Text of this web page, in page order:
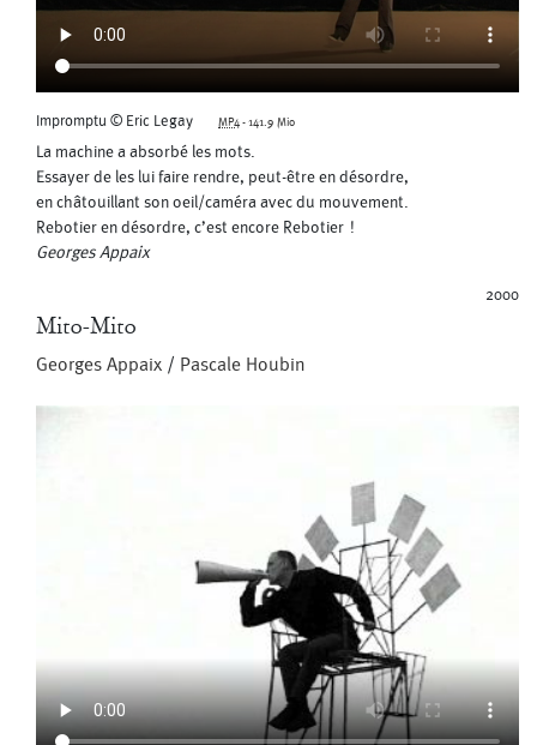
Impromptu © Eric Legay MP4-141.9 Mio
La machine a absorbé les mots.
Essayer de les lui faire rendre, peut-être en désordre,
en châtouillant son oeil/caméra avec du mouvement.
Rebotier en désordre, c’est encore Rebotier !
Georges Appaix
2000
Mito-Mito
Georges Appaix / Pascale Houbin